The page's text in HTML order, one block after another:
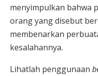
menyimpulkan bahwa
orang yang disebut
membenarkan
kesalahannya.
Lihatlah penggunaan